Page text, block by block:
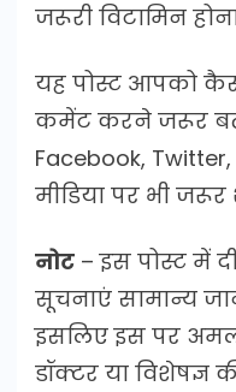
जरूरी विटामिन
यह पोस्ट आपको
कमेंट करने जरूर
Facebook,
मीडिया पर भी
नोट – इस पोस्ट में
सूचनाएं सामान्य
इसलिए इस पर
डॉक्टर या विशेषज्ञ